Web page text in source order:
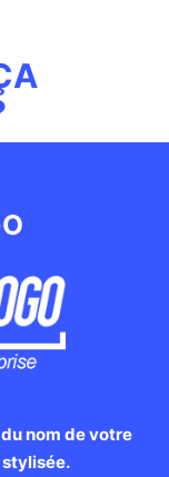
nom de votre